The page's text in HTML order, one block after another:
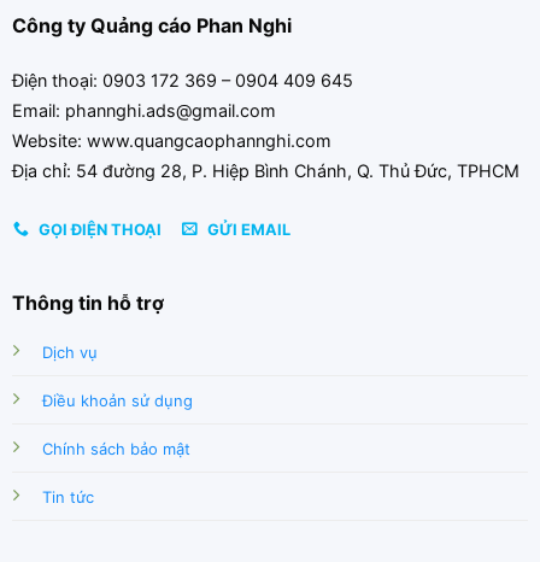
Công ty Quảng cáo Phan Nghi
Điện thoại: 0903 172 369 – 0904 409 645
Email: phannghi.ads@gmail.com
Website: www.quangcaophannghi.com
Địa chỉ: 54 đường 28, P. Hiệp Bình Chánh, Q. Thủ Đức, TPHCM
GỌI ĐIỆN THOẠI GỬI EMAIL
Thông tin hỗ trợ
Dịch vụ
Điều khoản sử dụng
Chính sách bảo mật
Tin tức